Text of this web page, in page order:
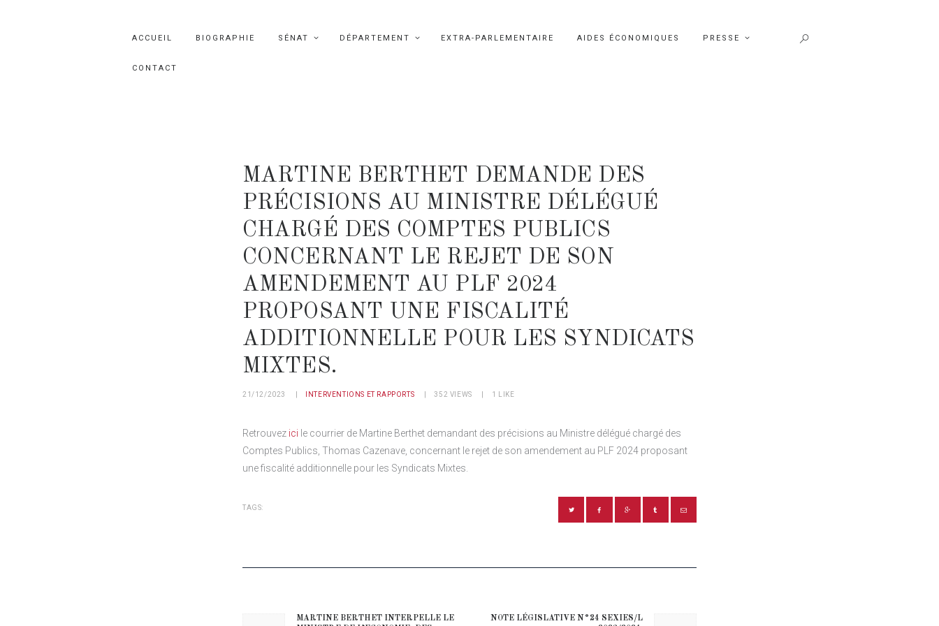
ACCUEIL BIOGRAPHIE SÉNAT DÉPARTEMENT EXTRA-PARLEMENTAIRE AIDES ÉCONOMIQUES PRESSE
CONTACT
MARTINE BERTHET DEMANDE DES
PRÉCISIONS AU MINISTRE DÉLÉGUÉ
CHARGÉ DES COMPTES PUBLICS
CONCERNANT LE REJET DE SON
AMENDEMENT AU PLF 2024
PROPOSANT UNE FISCALITÉ
ADDITIONNELLE POUR LES SYNDICATS
MIXTES.
21/12/2023 INTERVENTIONS ET RAPPORTS 352 VIEWS 1 LIKE
Retrouvez ici le courrier de Martine Berthet demandant des précisions au Ministre délégué chargé des
Comptes Publics, Thomas Cazenave, concernant le rejet de son amendement au PLF 2024 proposant
une fiscalité additionnelle pour les Syndicats Mixtes.
TAGS:
Previous post:
MARTINE BERTHET INTERPELLE LE
NOTE LÉGISLATIVE N°24 SEXIES/L